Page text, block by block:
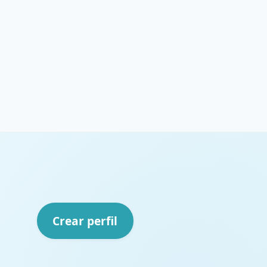
Crear perfil